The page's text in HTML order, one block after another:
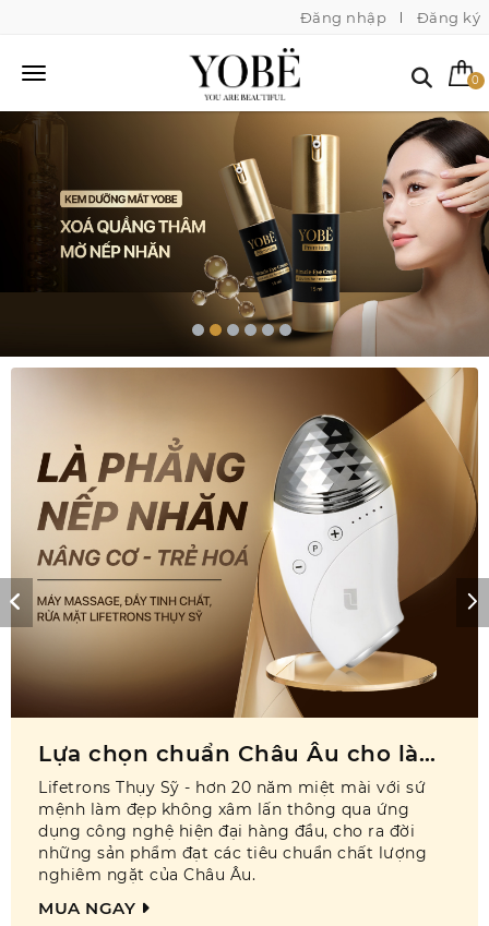
Đăng nhập Đăng ký
0
Lựa chọn chuẩn Châu Âu cho làn
da không tuổi
Lifetrons Thụy Sỹ - hơn 20 năm miệt mài với sứ
mệnh làm đẹp không xâm lấn thông qua ứng
dụng công nghệ hiện đại hàng đầu, cho ra đời
những sản phẩm đạt các tiêu chuẩn chất lượng
nghiêm ngặt của Châu Âu.
MUA NGAY